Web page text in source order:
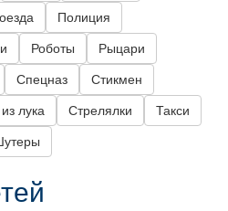
Полиция
Роботы Рыцари
Спецназ Стикмен
лука Стрелялки Такси